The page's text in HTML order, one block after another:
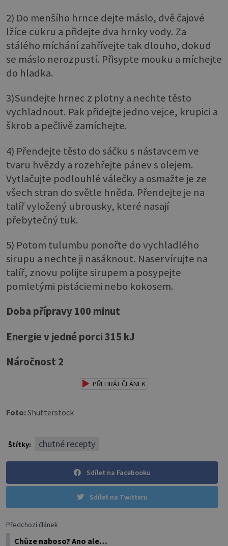
2) Do menšího hrnce dejte máslo, dvě čajové
lžíce cukru a přidejte dva hrnky vody. Za
stálého míchání zahřívejte tak dlouho, dokud
se máslo nerozpustí. Přisypte mouku a míchejte
do hladka.
3)Sundejte hrnec z plotny a nechte těsto
vychladnout. Pak přidejte jedno vejce, krupici a
škrob a pečlivě zamíchejte.
4) Přendejte těsto do sáčku s nástavcem ve
tvaru hvězdy a rozehřejte pánev s olejem.
Vytlačujte podlouhlé válečky a osmažte je ze
všech stran do světle hněda. Přendejte je na
talíř vyložený ubrousky, které nasají
přebytečný tuk.
5) Potom tulumbu ponořte do vychladlého
sirupu a nechte ji nasáknout. Naservírujte na
talíř, znovu polijte sirupem a posypejte
pomletými pistáciemi nebo kokosem.
Doba přípravy 100 minut
Energie v jedné porci 315 kJ
Náročnost 2
PŘEHRÁT ČLÁNEK
Foto:Shutterstock
Štítky: chutné recepty
Sdílet na Facebooku
Sdílet na Twitteru
Předchozí článek
Chůze naboso? Ano ale…